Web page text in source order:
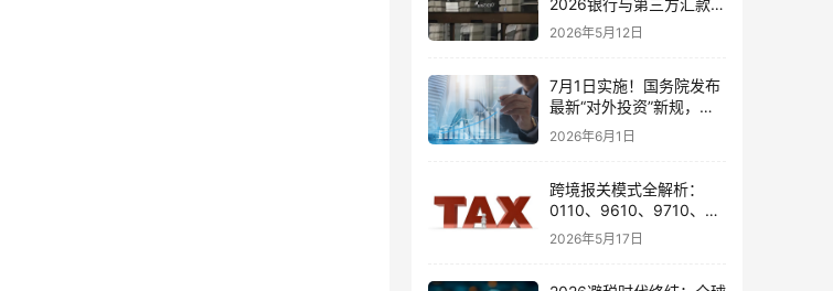
攻略
2026年5月12日
7月1日实施！国务院发布
最新“对外投资”新规，炒
股、出海、海外资产配置
会有何影响
2026年6月1日
跨境报关模式全解析：
0110、9610、9710、
9810、1039、1210 的区
2026年5月17日